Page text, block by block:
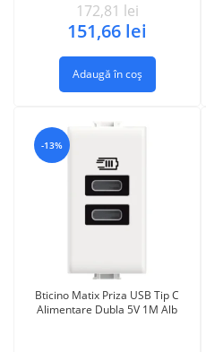
172,81 lei
151,66 lei
Adaugă în coș
-13%
Bticino Matix Priza USB Tip C
Alimentare Dubla 5V 1M Alb